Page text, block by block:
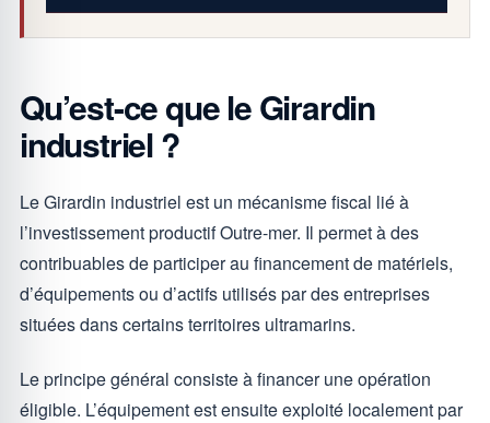
Qu’est-ce que le Girardin
industriel ?
Le Girardin industriel est un mécanisme fiscal lié à
l’investissement productif Outre-mer. Il permet à des
contribuables de participer au financement de matériels,
d’équipements ou d’actifs utilisés par des entreprises
situées dans certains territoires ultramarins.
Le principe général consiste à financer une opération
éligible. L’équipement est ensuite exploité localement par